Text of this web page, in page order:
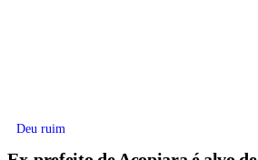
Deu ruim